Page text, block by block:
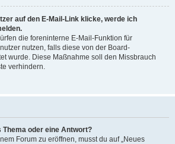
auf den E-Mail-Link klicke, werde ich
die foreninterne E-Mail-Funktion für
nutzen, falls diese von der Board-
wurde. Diese Maßnahme soll den Missbrauch
verhindern.
oder eine Antwort?
Forum zu eröffnen, musst du auf „Neues